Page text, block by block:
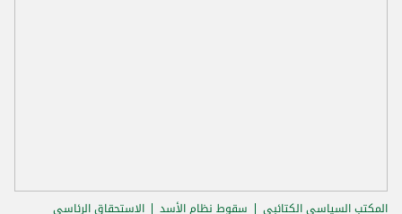
المكتب السياسي الكتائبي سقوط نظام الأسد الاستحقاق الرئاسي